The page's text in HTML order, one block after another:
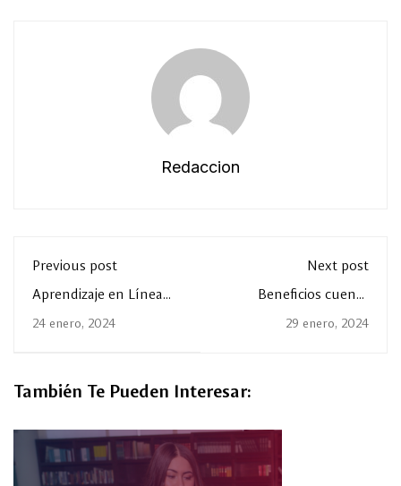
Redaccion
Previous post
Aprendizaje en Línea
Cloud
24 enero, 2024
Next post
Beneficios cuenta
29 enero, 2024
También Te Pueden Interesar: